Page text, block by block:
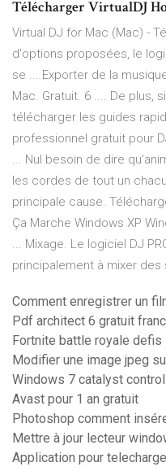
Télécharger VirtualDJ
Virtual DJ for Mac (Mac) -
d'options proposées, le
se ... Exporter de la
Mac. Gratuit. 6 .... De plus,
télécharger les guides
professionnel gratuit pour
... Nul besoin de dire
les cordes de tout un
principale cause.
Ça Marche Windows XP
... Mixage. Le logiciel DJ
principalement à mixer des
Comment enregistrer un
Pdf architect 6 gratuit
Fortnite battle royale defis
Modifier une image jpeg
Windows 7 catalyst
Avast pour 1 an gratuit
Photoshop comment
Mettre à jour lecteur
Application pour